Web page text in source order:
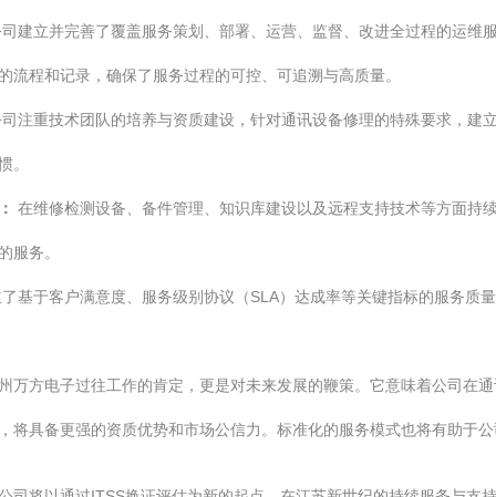
建立并完善了覆盖服务策划、部署、运营、监督、改进全过程的运
流程和记录，确保了服务过程的可控、可追溯与高质量。
注重技术团队的培养与资质建设，针对通讯设备修理的特殊要求，
。
在维修检测设备、备件管理、知识库建设以及远程支持技术等方面
服务。
基于客户满意度、服务级别协议（SLA）达成率等关键指标的服务质
万方电子过往工作的肯定，更是对未来发展的鞭策。它意味着公司在
将具备更强的资质优势和市场公信力。标准化的服务模式也将有助于